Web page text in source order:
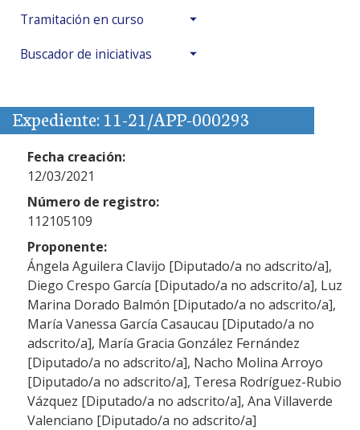
Tramitación en curso
Buscador de iniciativas
Expediente: 11-21/APP-000293
Fecha creación:
12/03/2021
Número de registro:
112105109
Proponente:
Ángela Aguilera Clavijo [Diputado/a no adscrito/a],
Diego Crespo García [Diputado/a no adscrito/a], Luz
Marina Dorado Balmón [Diputado/a no adscrito/a],
María Vanessa García Casaucau [Diputado/a no
adscrito/a], María Gracia González Fernández
[Diputado/a no adscrito/a], Nacho Molina Arroyo
[Diputado/a no adscrito/a], Teresa Rodríguez-Rubio
Vázquez [Diputado/a no adscrito/a], Ana Villaverde
Valenciano [Diputado/a no adscrito/a]